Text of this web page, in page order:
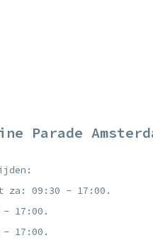
Parade
za: 09:30 - 17:00.
- 17:00.
- 17:00.